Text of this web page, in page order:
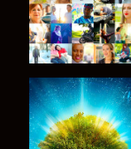
בדוק את הסדרה